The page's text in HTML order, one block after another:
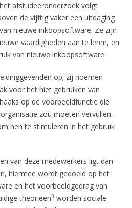
afstudeeronderzoek volgt
de vijftig vaker een uitdaging
nieuwe inkoopsoftware. Ze zijn
vaardigheden aan te leren, en
van nieuwe inkoopsoftware.
op; zij noemen
voor het niet gebruiken van
op de voorbeeldfunctie die
zou moeten vervullen.
hen te stimuleren in het gebruik
van deze medewerkers ligt dan
hiermee wordt gedoeld op het
en het voorbeeldgedrag van
theorieën3 worden sociale